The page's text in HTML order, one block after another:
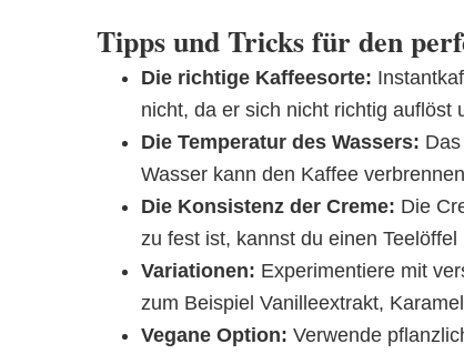
Tipps und Tricks für den
Die richtige Kaffeesorte:
nicht, da er sich nicht richtig auflöst
Die Temperatur des Wassers:
Wasser kann den Kaffee
Die Konsistenz der Creme: Die
zu fest ist, kannst du einen
Variationen: Experimentiere mit
zum Beispiel Vanilleextrakt,
Vegane Option: Verwende